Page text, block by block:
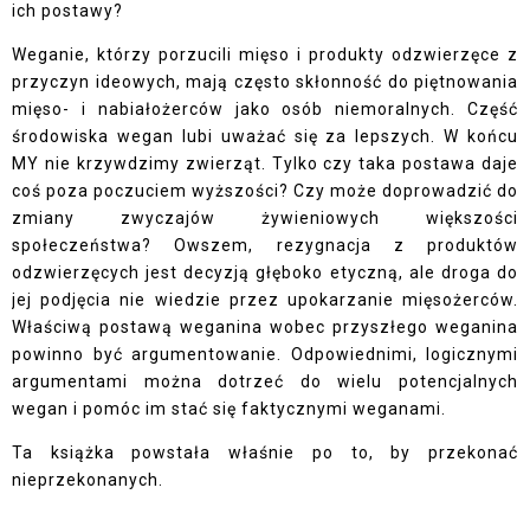
ich postawy?
Weganie, którzy porzucili mięso i produkty odzwierzęce z
przyczyn ideowych, mają często skłonność do piętnowania
mięso- i nabiałożerców jako osób niemoralnych. Część
środowiska wegan lubi uważać się za lepszych. W końcu
MY nie krzywdzimy zwierząt. Tylko czy taka postawa daje
coś poza poczuciem wyższości? Czy może doprowadzić do
zmiany zwyczajów żywieniowych większości
społeczeństwa? Owszem, rezygnacja z produktów
odzwierzęcych jest decyzją głęboko etyczną, ale droga do
jej podjęcia nie wiedzie przez upokarzanie mięsożerców.
Właściwą postawą weganina wobec przyszłego weganina
powinno być argumentowanie. Odpowiednimi, logicznymi
argumentami można dotrzeć do wielu potencjalnych
wegan i pomóc im stać się faktycznymi weganami.
Ta książka powstała właśnie po to, by przekonać
nieprzekonanych.